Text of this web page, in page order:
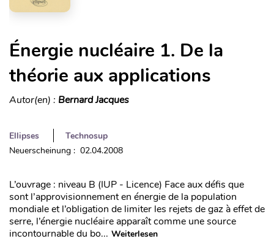
Énergie nucléaire 1. De la
théorie aux applications
Autor(en) : Bernard Jacques
Ellipses
Technosup
Neuerscheinung : 02.04.2008
L’ouvrage : niveau B (IUP - Licence) Face aux défis que
sont l’approvisionnement en énergie de la population
mondiale et l’obligation de limiter les rejets de gaz à effet de
serre, l’énergie nucléaire apparaît comme une source
incontournable du bo... Weiterlesen